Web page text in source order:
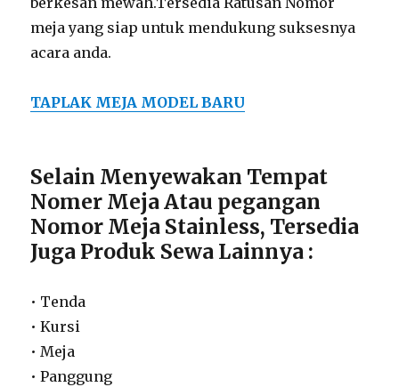
meja yang siap untuk mendukung suksesnya
acara anda.
TAPLAK MEJA MODEL BARU
Selain Menyewakan Tempat
Nomer Meja Atau pegangan
Nomor Meja Stainless, Tersedia
Juga Produk Sewa Lainnya :
• Tenda
• Kursi
• Meja
• Panggung